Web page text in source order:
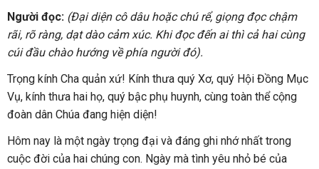
Người đọc: (Đại diện cô dâu hoặc chú rể, giọng đọc chậm
rãi, rõ ràng, dạt dào cảm xúc. Khi đọc đến ai thì cả hai cùng
cúi đầu chào hướng về phía người đó).
Trọng kính Cha quản xứ! Kính thưa quý Xơ, quý Hội Đồng Mục
Vụ, kính thưa hai họ, quý bậc phụ huynh, cùng toàn thể cộng
đoàn dân Chúa đang hiện diện!
Hôm nay là một ngày trọng đại và đáng ghi nhớ nhất trong
cuộc đời của hai chúng con. Ngày mà tình yêu nhỏ bé của